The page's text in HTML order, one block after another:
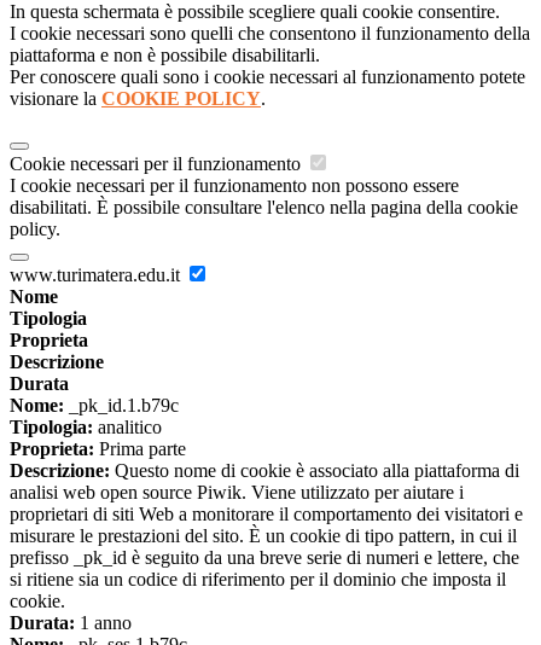
In questa schermata è possibile scegliere quali cookie consentire.
I cookie necessari sono quelli che consentono il funzionamento della
piattaforma e non è possibile disabilitarli.
Per conoscere quali sono i cookie necessari al funzionamento potete
visionare la COOKIE POLICY.
Cookie necessari per il funzionamento
I cookie necessari per il funzionamento non possono essere
disabilitati. È possibile consultare l'elenco nella pagina della cookie
policy.
www.turimatera.edu.it
Nome
Tipologia
Proprieta
Descrizione
Durata
Nome: _pk_id.1.b79c
Tipologia: analitico
Proprieta: Prima parte
Descrizione: Questo nome di cookie è associato alla piattaforma di
analisi web open source Piwik. Viene utilizzato per aiutare i
proprietari di siti Web a monitorare il comportamento dei visitatori e
misurare le prestazioni del sito. È un cookie di tipo pattern, in cui il
prefisso _pk_id è seguito da una breve serie di numeri e lettere, che
si ritiene sia un codice di riferimento per il dominio che imposta il
cookie.
Durata: 1 anno